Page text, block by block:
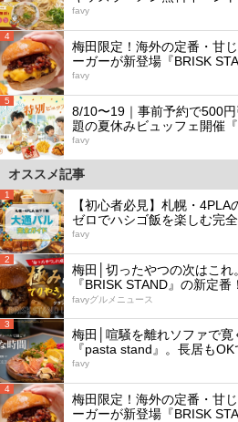
favy
4
梅田限定！海外の定番・甘
ーガーが新登場『BRISK
favy
5
8/10〜19｜事前予約で500
題の夏休みビュッフェ開催『
favy
オススメ記事
1
【初心者必見】札幌・
ゼロでハシゴ飯を楽しむ完
favy
2
梅田│切ったやつの次はこ
『BRISK STAND』の新定番！
favyグルメニュース
3
梅田│喧騒を離れソファで
『pasta stand』。長居も
favy
4
梅田限定！海外の定番・甘
ーガーが新登場『BRISK